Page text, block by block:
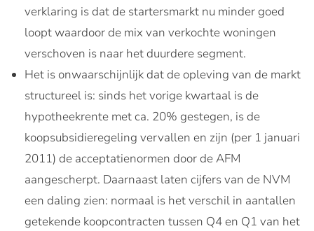
verklaring is dat de startersmarkt nu minder goed
loopt waardoor de mix van verkochte woningen
verschoven is naar het duurdere segment.
Het is onwaarschijnlijk dat de opleving van de markt
structureel is: sinds het vorige kwartaal is de
hypotheekrente met ca. 20% gestegen, is de
koopsubsidieregeling vervallen en zijn (per 1 januari
2011) de acceptatienormen door de AFM
aangescherpt. Daarnaast laten cijfers van de NVM
een daling zien: normaal is het verschil in aantallen
getekende koopcontracten tussen Q4 en Q1 van het